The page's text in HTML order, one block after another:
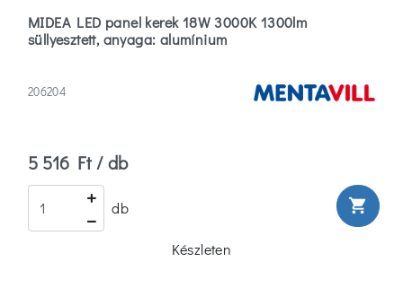
MIDEA LED panel kerek 18W 3000K 1300lm
süllyesztett, anyaga: alumínium
206204
5 516 Ft / db
db shopping_cart
Készleten